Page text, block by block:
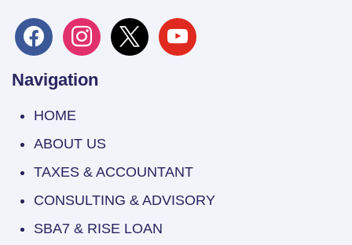
facebookinstagram
x youtube
Navigation
HOME
ABOUT US
TAXES & ACCOUNTANT
CONSULTING & ADVISORY
SBA7 & RISE LOAN